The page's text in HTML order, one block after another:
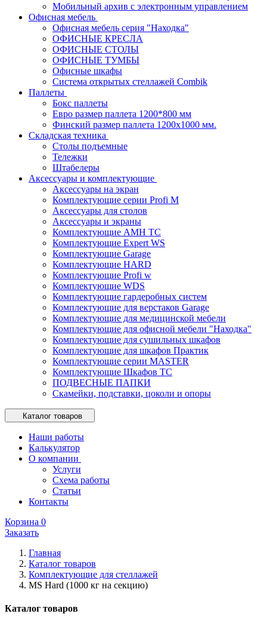
Мобильный архив с электронным управлением
Офисная мебель
Офисная мебель серия "Находка"
ОФИСНЫЕ КРЕСЛА
ОФИСНЫЕ СТОЛЫ
ОФИСНЫЕ ТУМБЫ
Офисные шкафы
Система открытых стеллажей Combik
Паллеты
Бокс паллеты
Евро размер паллета 1200*800 мм
Финский размер паллета 1200х1000 мм.
Складская техника
Столы подъемные
Тележки
Штабелеры
Аксессуары и комплектующие
Аксессуары на экран
Комплектующие серии Profi M
Аксессуары для столов
Аксессуары и экраны
Комплектующие AMH TC
Комплектующие Expert WS
Комплектующие Garage
Комплектующие HARD
Комплектующие Profi w
Комплектующие WDS
Комплектующие гардеробных систем
Комплектующие для верстаков Garage
Комплектующие для медицинской мебели
Комплектующие для офисной мебели "Находка"
Комплектующие для сушильных шкафов
Комплектующие для шкафов Практик
Комплектующие серии MASTER
Комплектующие Шкафов ТС
ПОДВЕСНЫЕ ПАПКИ
Скамейки, подставки, цоколи и опоры
Каталог товаров
Наши работы
Калькулятор
О компании
Услуги
Схема работы
Статьи
Контакты
Корзина 0
Заказать
Главная
Каталог товаров
Комплектующие для стеллажей
MS Hard (1000 кг на секцию)
Каталог товаров